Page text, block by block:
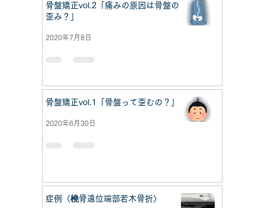
骨盤矯正vol.2「痛みの原因は骨盤の
歪み？」
2020年7月8日
骨盤矯正vol.1「骨盤って歪むの？」
2020年6月30日
症例〈橈骨遠位端部若木骨折〉